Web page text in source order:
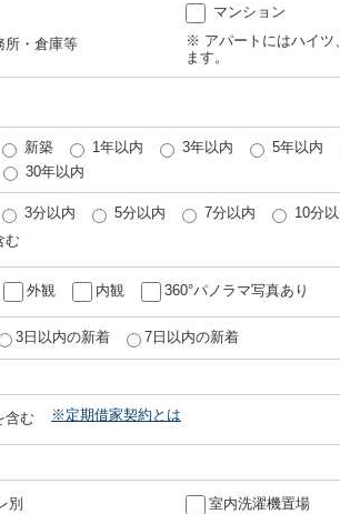
マンション
所・倉庫等
※ アパートにはハイツ
ます。
新築 1年以内 3年以内 5年以内
30年以内
3分以内 5分以内 7分以内 10分
む
外観 内観 360°パノラマ写真あり
3日以内の新着 7日以内の新着
含む ※定期借家契約とは
別 室内洗濯機置場